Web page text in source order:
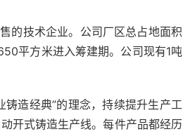
的技术企业。公司厂区总占地面积
平方米进入筹建期。公司现有1吨
造经典”的理念，持续提升生产工
开式铸造生产线。每件产品都经历